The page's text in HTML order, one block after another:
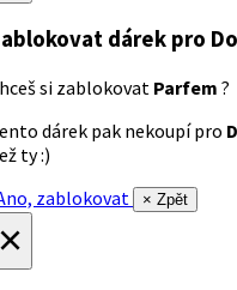
dárek pro
si zablokovat Parfem ?
dárek pak nekoupí pro
ty :)
zablokovat
× Zpět